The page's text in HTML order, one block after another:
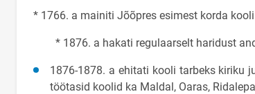
* 1766. a mainiti Jõõpres esimest korda
* 1876. a hakati regulaarselt haridust
1876-1878. a ehitati kooli tarbeks kiriku
töötasid koolid ka Maldal, Oaras,